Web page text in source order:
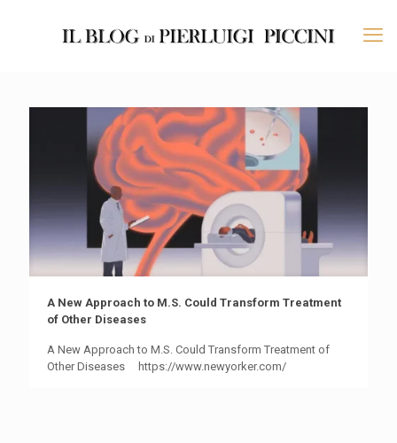
A New Approach to M.S. Could Transform Treatment
of Other Diseases
A New Approach to M.S. Could Transform Treatment of
Other Diseases https://www.newyorker.com/